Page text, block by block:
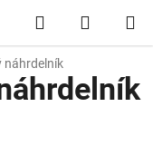
Hľadať
KOŠÍK
náhrdelník